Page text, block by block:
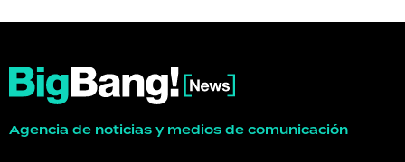
Agencia de noticias y medios de comunicación